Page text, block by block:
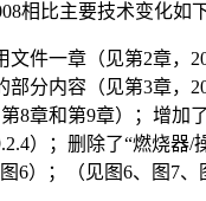
相比主要技术变化如下
文件一章（见第2章，
分内容（见第3章，
8章和第9章）；增加
）；删除了“燃烧器/
6）；（见图6、图7、